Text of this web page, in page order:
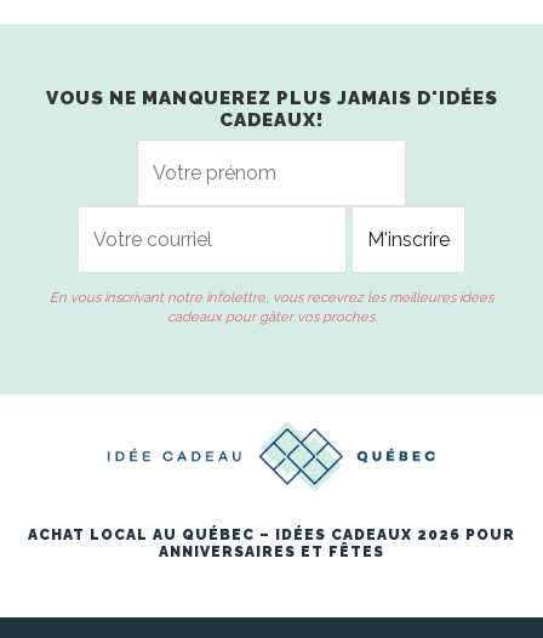
VOUS NE MANQUEREZ PLUS JAMAIS D'IDÉES
CADEAUX!
En vous inscrivant notre infolettre, vous recevrez les meilleures idées
cadeaux pour gâter vos proches.
ACHAT LOCAL AU QUÉBEC – IDÉES CADEAUX 2026 POUR
ANNIVERSAIRES ET FÊTES